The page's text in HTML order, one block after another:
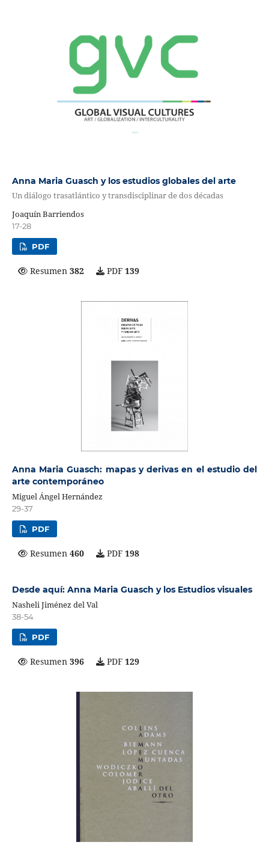
Anna Maria Guasch y los estudios globales del arte
Un diálogo trasatlántico y transdisciplinar de dos décadas
Joaquín Barriendos
17-28
PDF
Resumen 382 PDF 139
Anna Maria Guasch: mapas y derivas en el estudio del
arte contemporáneo
Miguel Ángel Hernández
29-37
PDF
Resumen 460 PDF 198
Desde aquí: Anna Maria Guasch y los Estudios visuales
Nasheli Jiménez del Val
38-54
PDF
Resumen 396 PDF 129